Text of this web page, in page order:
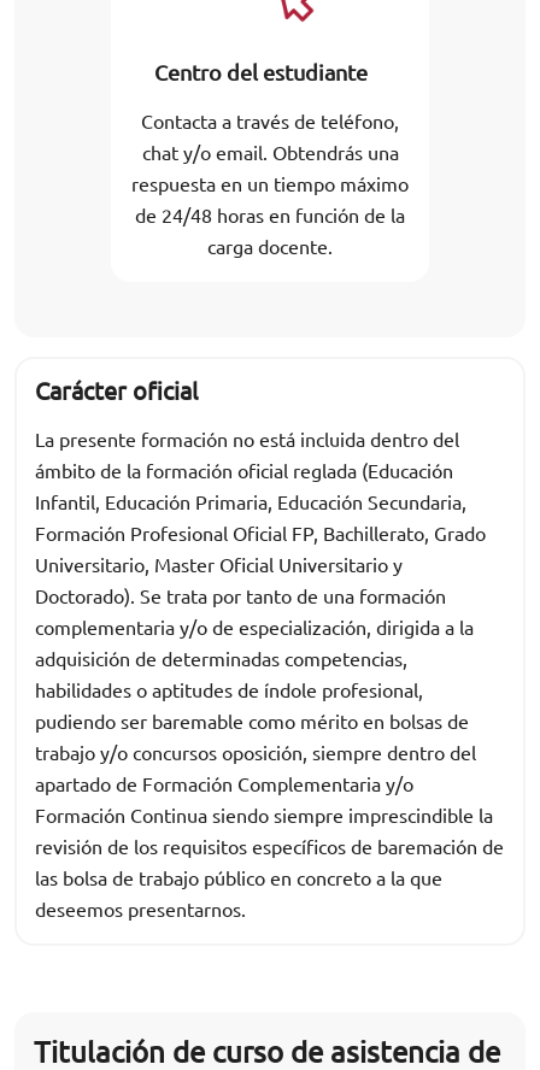
Centro del estudiante
Contacta a través de teléfono,
chat y/o email. Obtendrás una
respuesta en un tiempo máximo
de 24/48 horas en función de la
carga docente.
Carácter oficial
La presente formación no está incluida dentro del
ámbito de la formación oficial reglada (Educación
Infantil, Educación Primaria, Educación Secundaria,
Formación Profesional Oficial FP, Bachillerato, Grado
Universitario, Master Oficial Universitario y
Doctorado). Se trata por tanto de una formación
complementaria y/o de especialización, dirigida a la
adquisición de determinadas competencias,
habilidades o aptitudes de índole profesional,
pudiendo ser baremable como mérito en bolsas de
trabajo y/o concursos oposición, siempre dentro del
apartado de Formación Complementaria y/o
Formación Continua siendo siempre imprescindible la
revisión de los requisitos específicos de baremación de
las bolsa de trabajo público en concreto a la que
deseemos presentarnos.
Titulación de curso de asistencia de